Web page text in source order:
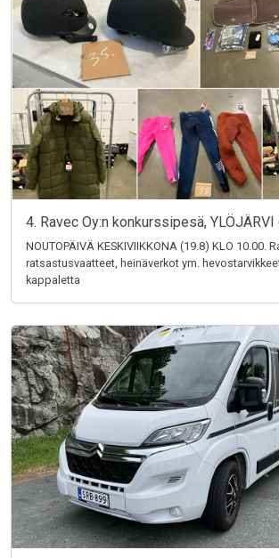
4. Ravec Oy:n konkurssipesä,
NOUTOPÄIVÄ KESKIVIIKKONA (19.8) KLO 10.00.
ratsastusvaatteet, heinäverkot ym.
kappaletta